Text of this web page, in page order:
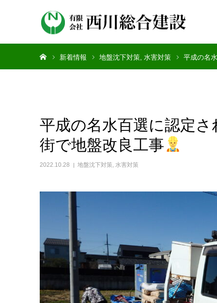
新着情報 地盤沈下対策 水害対策 平成の名
平成の名水百選に認定
街で地盤改良工事
2022.10.28 地盤沈下対策, 水害対策